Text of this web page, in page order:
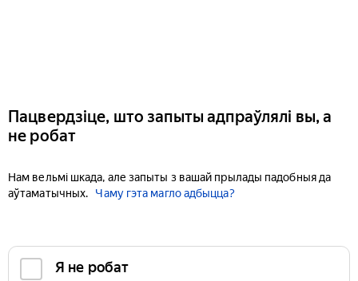
Пацвердзіце, што запыты адпраўлялі вы, а
не робат
Нам вельмі шкада, але запыты з вашай прылады падобныя да
аўтаматычных.
Чаму гэта магло адбыцца?
Я не робат